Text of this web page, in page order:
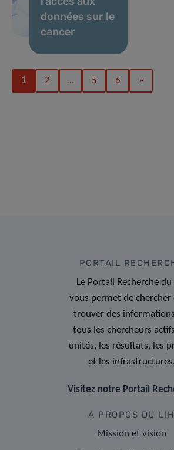
données sur le
cancer
1 2 … 5 6 »
PORTAIL
Le Portail Recherche du
vous permet de chercher
trouver des
tous les chercheurs
unités, les résultats, les
et les infrastructures.
Visitez notre Portail
A PROPOS DU LIH
Mission et vision